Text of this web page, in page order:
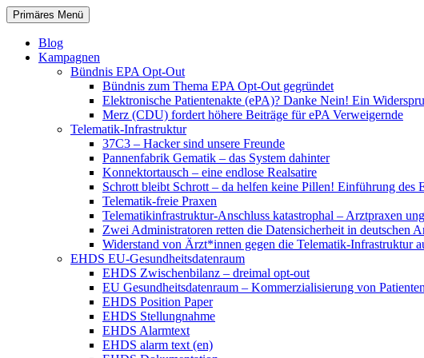
Zum
Inhalt
springen
patientenrechte-datenschutz.de
Suchen
Primäres Menü
Blog
Kampagnen
Bündnis EPA Opt-Out
Bündnis zum Thema EPA Opt-Out gegründet
Elektronische Patientenakte (ePA)? Danke Nein! Ein
Merz (CDU) fordert höhere Beiträge für ePA Verweigernde
Telematik-Infrastruktur
37C3 – Hacker sind unsere Freunde
Pannenfabrik Gematik – das System dahinter
Konnektortausch – eine endlose Realsatire
Schrott bleibt Schrott – da helfen keine Pillen! Einführung des
Telematik-freie Praxen
Telematikinfrastruktur-Anschluss katastrophal – Arztpraxen
Zwei Administratoren retten die Datensicherheit in deutschen
Widerstand von Ärzt*innen gegen die Telematik-Infrastruktur
EHDS EU-Gesundheitsdatenraum
EHDS Zwischenbilanz – dreimal opt-out
EU Gesundheitsdatenraum – Kommerzialisierung von
EHDS Position Paper
EHDS Stellungnahme
EHDS Alarmtext
EHDS alarm text (en)